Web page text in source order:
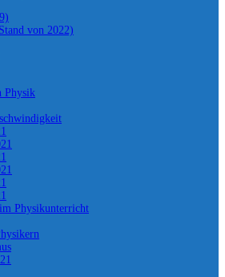
von 2022)
Physik
Physikunterricht